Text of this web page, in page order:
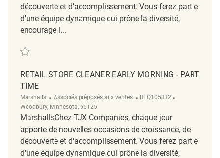
découverte et d'accomplissement. Vous ferez partie
d'une équipe dynamique qui prône la diversité,
encourage l...
Sauvegarder Part-Time Backroom Associate (Morning Start 7am)
RETAIL STORE CLEANER EARLY MORNING - PART
TIME
Marshalls Catégorie
Associés préposés aux ventes ReqId
REQ105332
Woodbury, Minnesota, 55125
MarshallsChez TJX Companies, chaque jour
apporte de nouvelles occasions de croissance, de
découverte et d'accomplissement. Vous ferez partie
d'une équipe dynamique qui prône la diversité,